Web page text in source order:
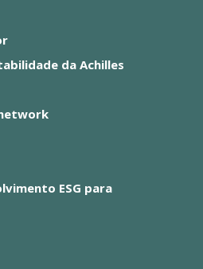
da Achilles
ESG para